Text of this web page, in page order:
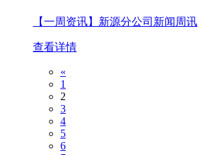
【一周资讯】新源分公司新闻周讯
查看详情
«
1
2
3
4
5
6